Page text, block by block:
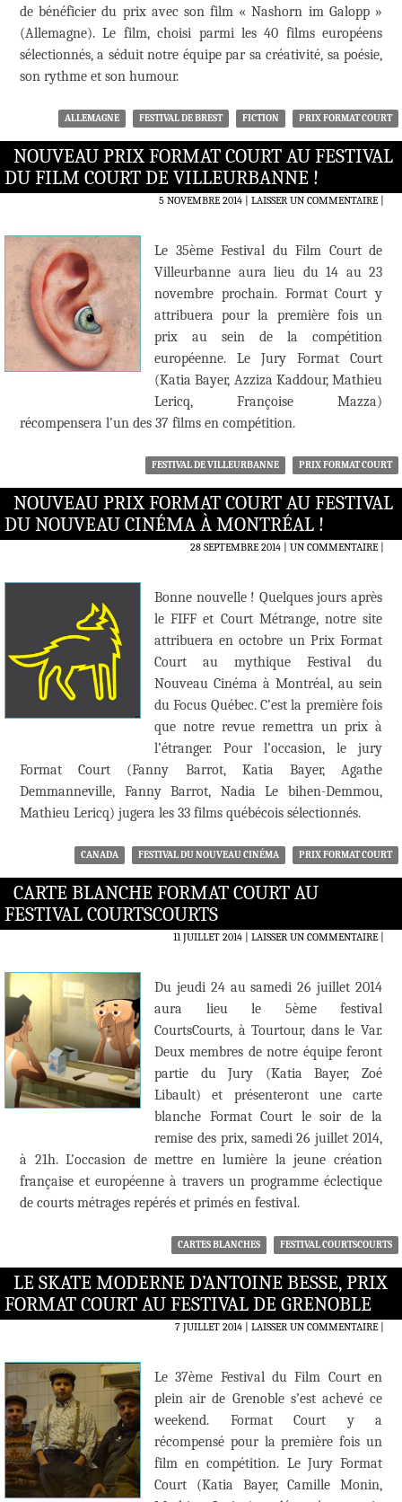
de bénéficier du prix avec son film « Nashorn im Galopp »
(Allemagne). Le film, choisi parmi les 40 films européens
sélectionnés, a séduit notre équipe par sa créativité, sa poésie,
son rythme et son humour.
ALLEMAGNE FESTIVAL DE BREST FICTION PRIX FORMAT COURT
NOUVEAU PRIX FORMAT COURT AU FESTIVAL
DU FILM COURT DE VILLEURBANNE !
5 NOVEMBRE 2014 LAISSER UN COMMENTAIRE|
Le 35ème Festival du Film Court de
Villeurbanne aura lieu du 14 au 23
novembre prochain. Format Court y
attribuera pour la première fois un
prix au sein de la compétition
européenne. Le Jury Format Court
(Katia Bayer, Azziza Kaddour, Mathieu
Lericq, Françoise Mazza)
récompensera l’un des 37 films en compétition.
FESTIVAL DE VILLEURBANNE PRIX FORMAT COURT
NOUVEAU PRIX FORMAT COURT AU FESTIVAL
DU NOUVEAU CINÉMA À MONTRÉAL !
28 SEPTEMBRE 2014 UN COMMENTAIRE|
Bonne nouvelle ! Quelques jours après
le FIFF et Court Métrange, notre site
attribuera en octobre un Prix Format
Court au mythique Festival du
Nouveau Cinéma à Montréal, au sein
du Focus Québec. C’est la première fois
que notre revue remettra un prix à
l’étranger. Pour l’occasion, le jury
Format Court (Fanny Barrot, Katia Bayer, Agathe
Demmanneville, Fanny Barrot, Nadia Le bihen-Demmou,
Mathieu Lericq) jugera les 33 films québécois sélectionnés.
CANADA FESTIVAL DU NOUVEAU CINÉMA PRIX FORMAT COURT
CARTE BLANCHE FORMAT COURT AU
FESTIVAL COURTSCOURTS
11 JUILLET 2014 LAISSER UN COMMENTAIRE|
Du jeudi 24 au samedi 26 juillet 2014
aura lieu le 5ème festival
CourtsCourts, à Tourtour, dans le Var.
Deux membres de notre équipe feront
partie du Jury (Katia Bayer, Zoé
Libault) et présenteront une carte
blanche Format Court le soir de la
remise des prix, samedi 26 juillet 2014,
à 21h. L’occasion de mettre en lumière la jeune création
française et européenne à travers un programme éclectique
de courts métrages repérés et primés en festival.
CARTES BLANCHES FESTIVAL COURTSCOURTS
LE SKATE MODERNE D’ANTOINE BESSE, PRIX
FORMAT COURT AU FESTIVAL DE GRENOBLE
7 JUILLET 2014 LAISSER UN COMMENTAIRE|
Le 37ème Festival du Film Court en
plein air de Grenoble s’est achevé ce
weekend. Format Court y a
récompensé pour la première fois un
film en compétition. Le Jury Format
Court (Katia Bayer, Camille Monin,